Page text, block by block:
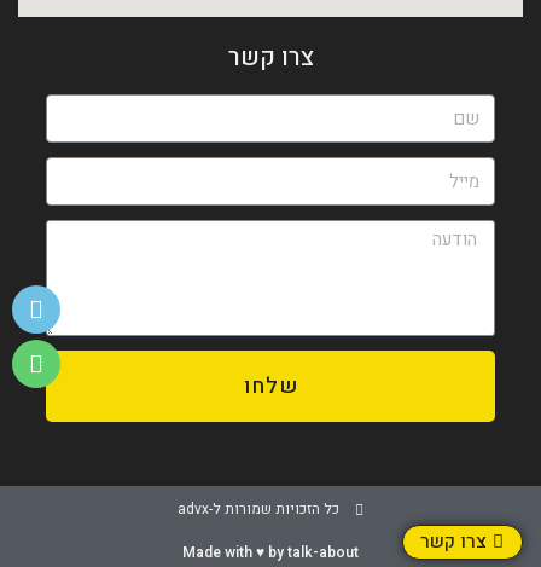
צרו קשר
שלחו
צרו קשר
כל הזכויות שמורות ל-advx
Made with ♥️ by talk-about